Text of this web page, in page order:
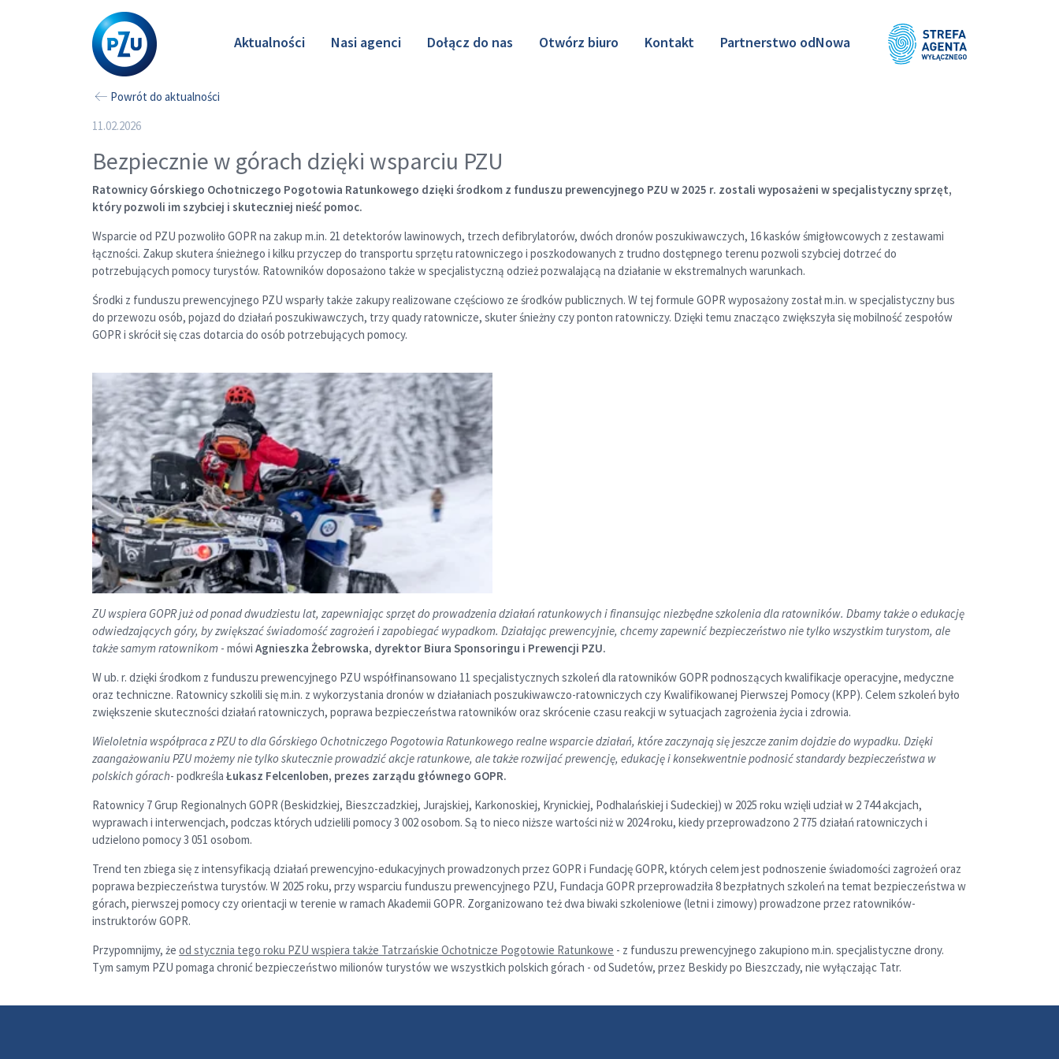
Aktualności Nasi agenci Dołącz do nas Otwórz biuro Kontakt Partnerstwo odNowa
Powrót do aktualności
11.02.2026
Bezpiecznie w górach dzięki wsparciu PZU
Ratownicy Górskiego Ochotniczego Pogotowia Ratunkowego dzięki środkom z funduszu prewencyjnego PZU w 2025 r. zostali wyposażeni w specjalistyczny sprzęt,
który pozwoli im szybciej i skuteczniej nieść pomoc.
Wsparcie od PZU pozwoliło GOPR na zakup m.in. 21 detektorów lawinowych, trzech defibrylatorów, dwóch dronów poszukiwawczych, 16 kasków śmigłowcowych z zestawami
łączności. Zakup skutera śnieżnego i kilku przyczep do transportu sprzętu ratowniczego i poszkodowanych z trudno dostępnego terenu pozwoli szybciej dotrzeć do
potrzebujących pomocy turystów. Ratowników doposażono także w specjalistyczną odzież pozwalającą na działanie w ekstremalnych warunkach.
Środki z funduszu prewencyjnego PZU wsparły także zakupy realizowane częściowo ze środków publicznych. W tej formule GOPR wyposażony został m.in. w specjalistyczny bus
do przewozu osób, pojazd do działań poszukiwawczych, trzy quady ratownicze, skuter śnieżny czy ponton ratowniczy. Dzięki temu znacząco zwiększyła się mobilność zespołów
GOPR i skrócił się czas dotarcia do osób potrzebujących pomocy.
ZU wspiera GOPR już od ponad dwudziestu lat, zapewniając sprzęt do prowadzenia działań ratunkowych i finansując niezbędne szkolenia dla ratowników. Dbamy także o edukację
odwiedzających góry, by zwiększać świadomość zagrożeń i zapobiegać wypadkom. Działając prewencyjnie, chcemy zapewnić bezpieczeństwo nie tylko wszystkim turystom, ale
także samym ratownikom - mówi Agnieszka Żebrowska, dyrektor Biura Sponsoringu i Prewencji PZU.
W ub. r. dzięki środkom z funduszu prewencyjnego PZU współfinansowano 11 specjalistycznych szkoleń dla ratowników GOPR podnoszących kwalifikacje operacyjne, medyczne
oraz techniczne. Ratownicy szkolili się m.in. z wykorzystania dronów w działaniach poszukiwawczo-ratowniczych czy Kwalifikowanej Pierwszej Pomocy (KPP). Celem szkoleń było
zwiększenie skuteczności działań ratowniczych, poprawa bezpieczeństwa ratowników oraz skrócenie czasu reakcji w sytuacjach zagrożenia życia i zdrowia.
Wieloletnia współpraca z PZU to dla Górskiego Ochotniczego Pogotowia Ratunkowego realne wsparcie działań, które zaczynają się jeszcze zanim dojdzie do wypadku. Dzięki
zaangażowaniu PZU możemy nie tylko skutecznie prowadzić akcje ratunkowe, ale także rozwijać prewencję, edukację i konsekwentnie podnosić standardy bezpieczeństwa w
polskich górach- podkreśla Łukasz Felcenloben, prezes zarządu głównego GOPR.
Ratownicy 7 Grup Regionalnych GOPR (Beskidzkiej, Bieszczadzkiej, Jurajskiej, Karkonoskiej, Krynickiej, Podhalańskiej i Sudeckiej) w 2025 roku wzięli udział w 2 744 akcjach,
wyprawach i interwencjach, podczas których udzielili pomocy 3 002 osobom. Są to nieco niższe wartości niż w 2024 roku, kiedy przeprowadzono 2 775 działań ratowniczych i
udzielono pomocy 3 051 osobom.
Trend ten zbiega się z intensyfikacją działań prewencyjno-edukacyjnych prowadzonych przez GOPR i Fundację GOPR, których celem jest podnoszenie świadomości zagrożeń oraz
poprawa bezpieczeństwa turystów. W 2025 roku, przy wsparciu funduszu prewencyjnego PZU, Fundacja GOPR przeprowadziła 8 bezpłatnych szkoleń na temat bezpieczeństwa w
górach, pierwszej pomocy czy orientacji w terenie w ramach Akademii GOPR. Zorganizowano też dwa biwaki szkoleniowe (letni i zimowy) prowadzone przez ratowników-
instruktorów GOPR.
Przypomnijmy, że od stycznia tego roku PZU wspiera także Tatrzańskie Ochotnicze Pogotowie Ratunkowe - z funduszu prewencyjnego zakupiono m.in. specjalistyczne drony.
Tym samym PZU pomaga chronić bezpieczeństwo milionów turystów we wszystkich polskich górach - od Sudetów, przez Beskidy po Bieszczady, nie wyłączając Tatr.